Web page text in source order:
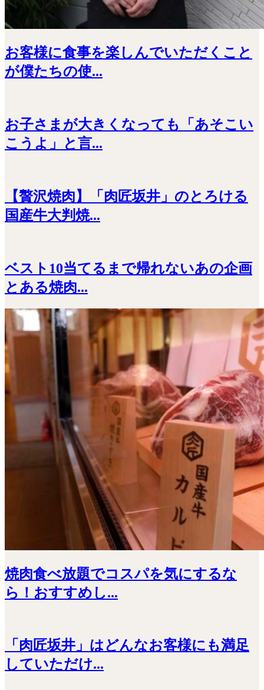
お客様に食事を楽しんでいただくこと
が僕たちの使...
お子さまが大きくなっても「あそこい
こうよ」と言...
【贅沢焼肉】「肉匠坂井」のとろける
国産牛大判焼...
ベスト10当てるまで帰れないあの企画
とある焼肉...
焼肉食べ放題でコスパを気にするな
ら！おすすめし...
「肉匠坂井」はどんなお客様にも満足
していただけ...